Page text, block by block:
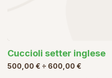
Cuccioli setter inglese
500,00 € ÷ 600,00 €